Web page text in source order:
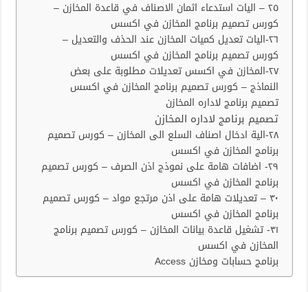
٢٥ – اليات استدعاء اثمان الاصناف في قاعدة المخازن –
كورس تصميم برنامج المخازن في اكسس
٢٦-اليات تعديل كميات المخازن عند الحذف والتعديل –
كورس تصميم برنامج المخازن في اكسس
٢٧-المخازن في اكسس تعديلات مطلوبة على بعض
النماذج – كورس تصميم برنامج المخازن في اكسس
تصميم برنامج لاداره المخازن
تصميم برنامج لاداره المخازن
٢٨-الية ادخال اصناف السلع الى المخازن – كورس تصميم
برنامج المخازن في اكسس
٢٩- اضافات هامة على نموذج اذن الصرف – كورس تصميم
برنامج المخازن في اكسس
٣٠ – تعديلات هامة على اذن مرتجع مواد – كورس تصميم
برنامج المخازن في اكسس
٣١- تشغيل قاعدة بيانات المخازن – كورس تصميم برنامج
المخازن في اكسس
برنامج حسابات ومخازن Access